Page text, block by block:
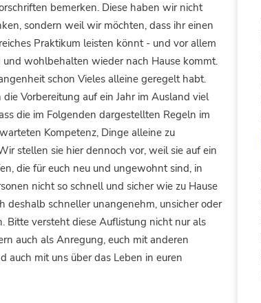
bemerken. Diese haben wir nicht
sondern weil wir möchten, dass ihr einen
Praktikum leisten könnt - und vor allem
wohlbehalten wieder nach Hause kommt.
schon Vieles alleine geregelt habt.
Vorbereitung auf ein Jahr im Ausland viel
die im Folgenden dargestellten Regeln im
Kompetenz, Dinge alleine zu
stellen sie hier dennoch vor, weil sie auf ein
die für euch neu und ungewohnt sind, in
nicht so schnell und sicher wie zu Hause
deshalb schneller unangenehm, unsicher oder
Bitte versteht diese Auflistung nicht nur als
auch als Anregung, euch mit anderen
auch mit uns über das Leben in euren